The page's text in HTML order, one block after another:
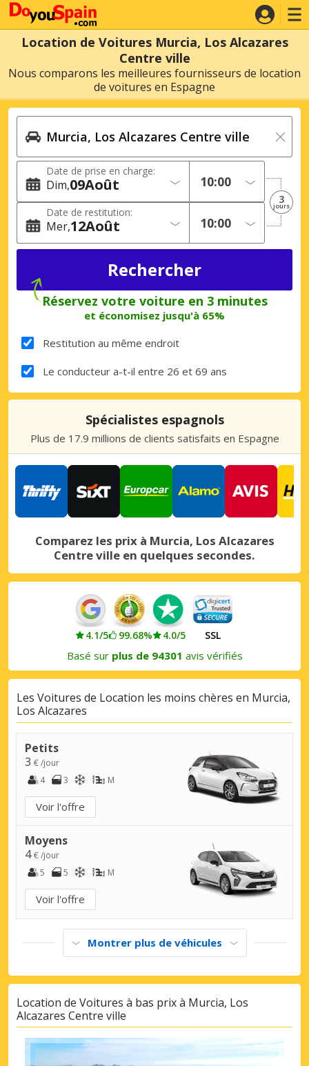
Location de Voitures Murcia, Los Alcazares
Centre ville
Nous comparons les meilleures fournisseurs de location
de voitures en Espagne
Date de prise en charge:
Dim 09Août
Date de restitution:
Mer 12Août
3
jours
Réservez votre voiture en 3 minutes
et économisez jusqu'à 65%
Restitution au même endroit
Le conducteur a-t-il entre 26 et 69 ans
Spécialistes espagnols
Plus de 17.9 millions de clients satisfaits en Espagne
Comparez les prix à Murcia, Los Alcazares
Centre ville en quelques secondes.
4.1/5 99.68% 4.0/5 SSL
Basé sur plus de 94301 avis vérifiés
Les Voitures de Location les moins chères en Murcia,
Los Alcazares
Petits
3 € /jour
4
3 M
Voir l'offre
Moyens
4€ /jour
5
5 M
Voir l'offre
Montrer plus de véhicules
Location de Voitures à bas prix à Murcia, Los
Alcazares Centre ville